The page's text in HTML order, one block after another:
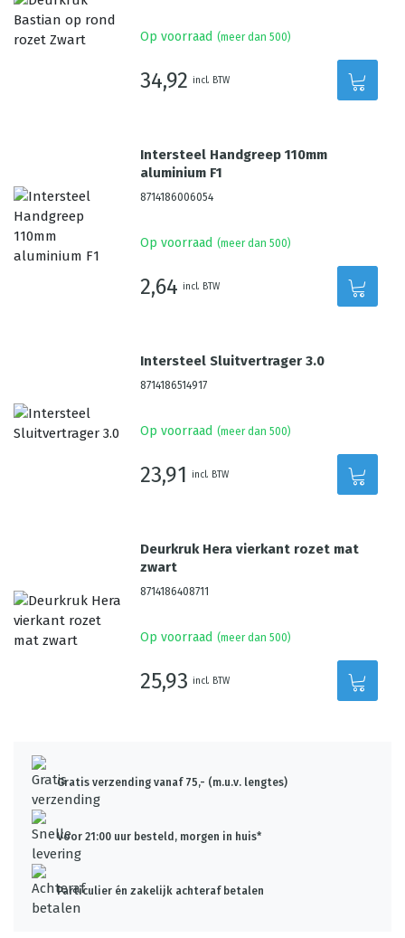
Op voorraad (meer dan 500)
34,92 incl. BTW
Intersteel Handgreep 110mm
aluminium F1
8714186006054
Op voorraad (meer dan 500)
2,64 incl. BTW
Intersteel Sluitvertrager 3.0
8714186514917
Op voorraad (meer dan 500)
23,91 incl. BTW
Deurkruk Hera vierkant rozet mat
zwart
8714186408711
Op voorraad (meer dan 500)
25,93 incl. BTW
Gratis verzending vanaf 75,- (m.u.v. lengtes)
Voor 21:00 uur besteld, morgen in huis*
Particulier én zakelijk achteraf betalen